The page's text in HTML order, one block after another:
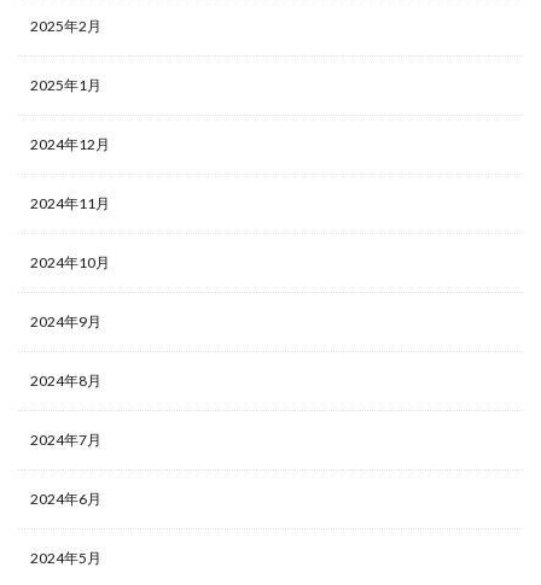
2025年2月
2025年1月
2024年12月
2024年11月
2024年10月
2024年9月
2024年8月
2024年7月
2024年6月
2024年5月